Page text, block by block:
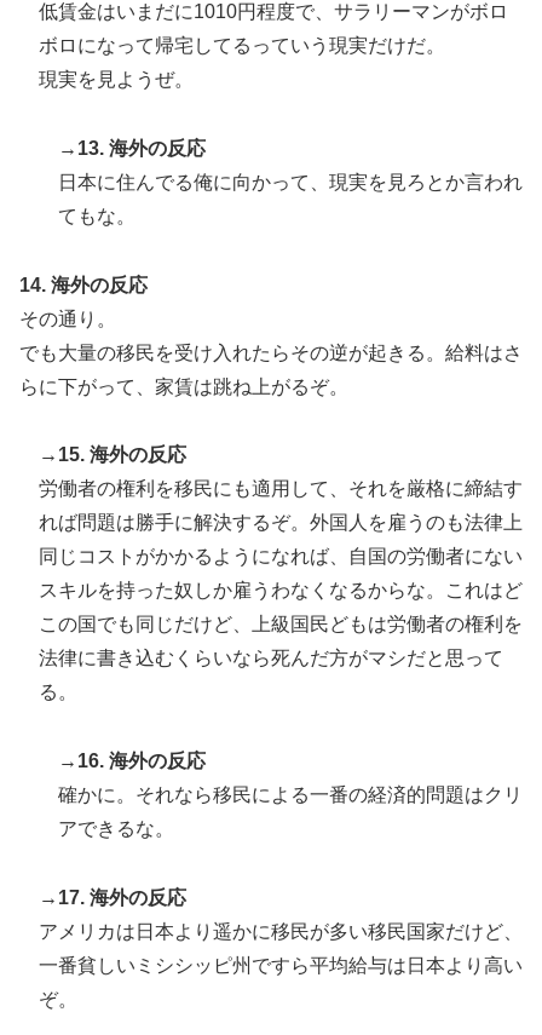
低賃金はいまだに1010円程度で、サラリーマンがボロ
ボロになって帰宅してるっていう現実だけだ。
現実を見ようぜ。
→13. 海外の反応
日本に住んでる俺に向かって、現実を見ろとか言われ
てもな。
14. 海外の反応
その通り。
でも大量の移民を受け入れたらその逆が起きる。給料はさ
らに下がって、家賃は跳ね上がるぞ。
→15. 海外の反応
労働者の権利を移民にも適用して、それを厳格に締結す
れば問題は勝手に解決するぞ。外国人を雇うのも法律上
同じコストがかかるようになれば、自国の労働者にない
スキルを持った奴しか雇うわなくなるからな。これはど
この国でも同じだけど、上級国民どもは労働者の権利を
法律に書き込むくらいなら死んだ方がマシだと思って
る。
→16. 海外の反応
確かに。それなら移民による一番の経済的問題はクリ
アできるな。
→17. 海外の反応
アメリカは日本より遥かに移民が多い移民国家だけど、
一番貧しいミシシッピ州ですら平均給与は日本より高い
ぞ。